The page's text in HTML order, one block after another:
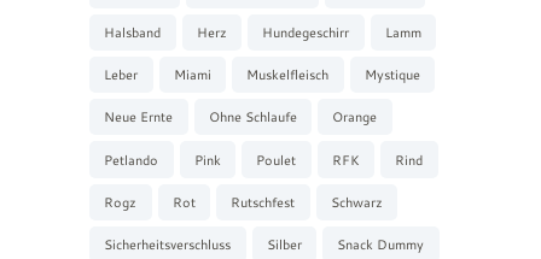
Halsband Herz Hundegeschirr Lamm
Leber Miami Muskelfleisch Mystique
Neue Ernte Ohne Schlaufe Orange
Petlando Pink Poulet RFK Rind
Rogz Rot Rutschfest Schwarz
Sicherheitsverschluss Silber Snack Dummy